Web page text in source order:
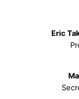
Eric